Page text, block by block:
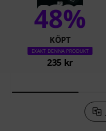
48%
KÖPT
EXAKT DENNA PRODUKT
235 kr